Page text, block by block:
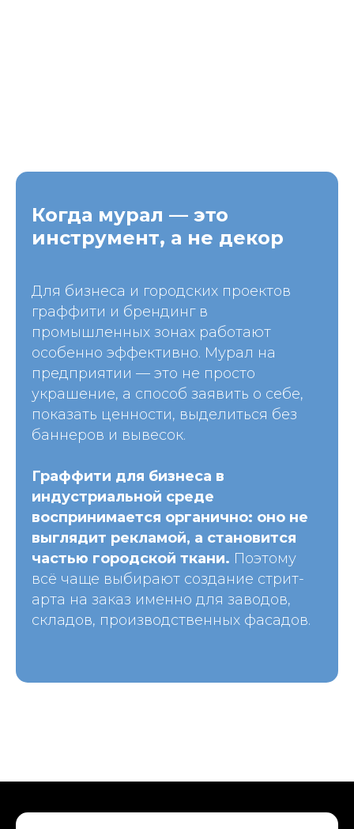
Когда мурал — это
инструмент, а не декор
Для бизнеса и городских проектов
граффити и брендинг в
промышленных зонах работают
особенно эффективно. Мурал на
предприятии — это не просто
украшение, а способ заявить о себе,
показать ценности, выделиться без
баннеров и вывесок.
Граффити для бизнеса в
индустриальной среде
воспринимается органично: оно не
выглядит рекламой, а становится
частью городской ткани. Поэтому
всё чаще выбирают создание стрит-
арта на заказ именно для заводов,
складов, производственных фасадов.